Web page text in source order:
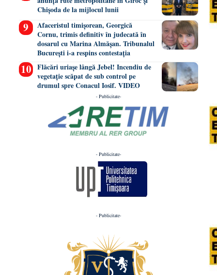
Chișoda de la mijlocul lunii
Afaceristul timișorean, Georgică
Cornu, trimis definitiv în judecată în
dosarul cu Marina Almășan. Tribunalul
București i-a respins contestația
Flăcări uriașe lângă Jebel! Incendiu de
vegetație scăpat de sub control pe
drumul spre Conacul Iosif. VIDEO
- Publicitate-
- Publicitate-
- Publicitate-